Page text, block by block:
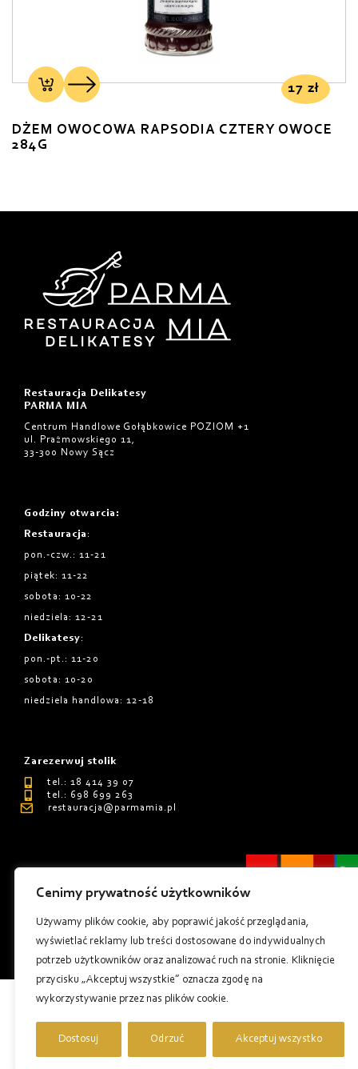
Cenimy prywatność użytkowników
Używamy plików cookie, aby poprawić jakość przeglądania,
wyświetlać reklamy lub treści dostosowane do indywidualnych
potrzeb użytkowników oraz analizować ruch na stronie. Kliknięcie
przycisku „Akceptuj wszystkie” oznacza zgodę na
wykorzystywanie przez nas plików cookie.
Dostosuj Odrzuć Akceptuj wszystko
17 zł
DŻEM OWOCOWA RAPSODIA CZTERY OWOCE
284G
Restauracja Delikatesy
PARMA MIA
Centrum Handlowe Gołąbkowice POZIOM +1
ul. Prażmowskiego 11,
33-300 Nowy Sącz
Godziny otwarcia :
Restauracja :
pon.-czw.: 11-21
piątek: 11-22
sobota: 10-22
niedziela: 12-21
Delikatesy:
pon.-pt.: 11-20
sobota: 10-20
niedziela handlowa: 12-18
Zarezerwuj stolik
tel.: 18 414 39 07
tel.: 698 699 263
restauracja@parmamia.pl
Regulamin
Tworzenie stron internetowych - Millenium Studio